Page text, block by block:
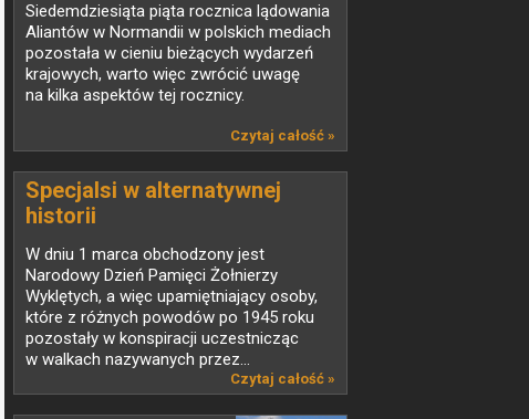
Siedemdziesiąta piąta rocznica lądowania
Aliantów w Normandii w polskich mediach
pozostała w cieniu bieżących wydarzeń
krajowych, warto więc zwrócić uwagę
na kilka aspektów tej rocznicy.
Czytaj całość »
Specjalsi w alternatywnej
historii
W dniu 1 marca obchodzony jest
Narodowy Dzień Pamięci Żołnierzy
Wyklętych, a więc upamiętniający osoby,
które z różnych powodów po 1945 roku
pozostały w konspiracji uczestnicząc
w walkach nazywanych przez...
Czytaj całość »